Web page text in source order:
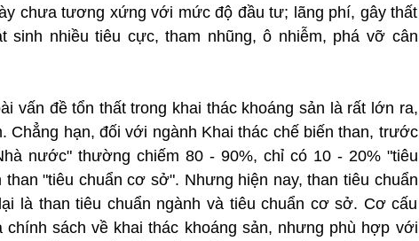
chưa tương xứng với mức độ đầu tư; lãng phí, gây thất
sinh nhiều tiêu cực, tham nhũng, ô nhiễm, phá vỡ cân
vấn đề tổn thất trong khai thác khoáng sản là rất lớn ra,
Chẳng hạn, đối với ngành Khai thác chế biến than, trước
nước" thường chiếm 80 - 90%, chỉ có 10 - 20% "tiêu
"tiêu chuẩn cơ sở". Nhưng hiện nay, than tiêu chuẩn
là than tiêu chuẩn ngành và tiêu chuẩn cơ sở. Cơ cấu
sách về khai thác khoáng sản, nhưng phù hợp với